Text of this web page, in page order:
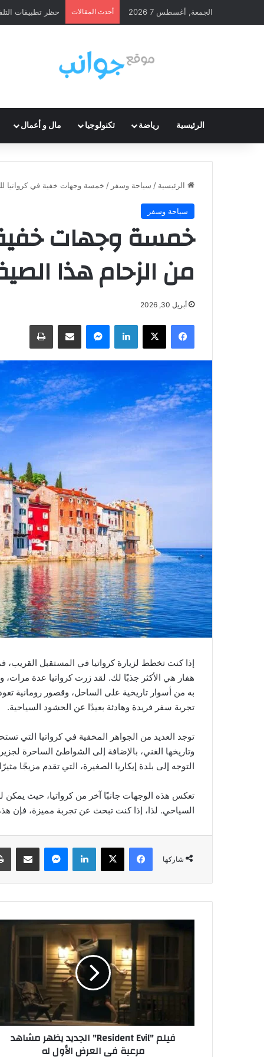
الجمعة, أغسطس 7 2026 أحدث المقالات أسعار العقارات في
الرئيسية رياضة تكنولوجيا مال و أعمال
الرئيسية / سياحة وسفر / خمسة وجهات خفية في كرواتيا
سياحة وسفر
خمسة وجهات
من الزحام هذا
أبريل 30, 2026
فيسبوك لينكدإن
إذا كنت تخطط لزيارة كرواتيا في المستقبل
هفار هي الأكثر جذبًا لك. لقد زرت كرواتيا عدة
به من أسوار تاريخية على الساحل، وقصور رومانية
تجربة سفر فريدة وهادئة بعيدًا عن الحشود السياحية.
توجد العديد من الجواهر المخفية في كرواتيا التي
وتاريخها الغني، بالإضافة إلى الشواطئ الساحرة
التوجه إلى بلدة إيكاريا الصغيرة، التي تقدم مزيجًا
تعكس هذه الوجهات جانبًا آخر من كرواتيا، حيث يمكن
السياحي. لذا، إذا كنت تبحث عن تجربة مميزة، فإن
شاركها
فيسبوك لينكدإن
i
فيلم "Resident Evil" الجديد يظهر مشاهد
مرعبة في العرض الأول له